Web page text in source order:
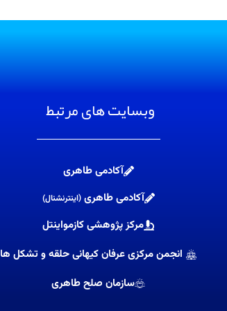
وبسایت های مرتبط
آکادمی طاهری
آکادمی طاهری(اینترنشنال)
مرکز پژوهشی کازمواینتل
انجمن مرکزی عرفان کیهانی حلقه و تشکل ها
سازمان صلح طاهری